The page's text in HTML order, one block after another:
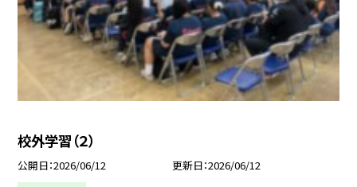
校外学習（２）
公開日 2026/06/12 更新日 2026/06/12